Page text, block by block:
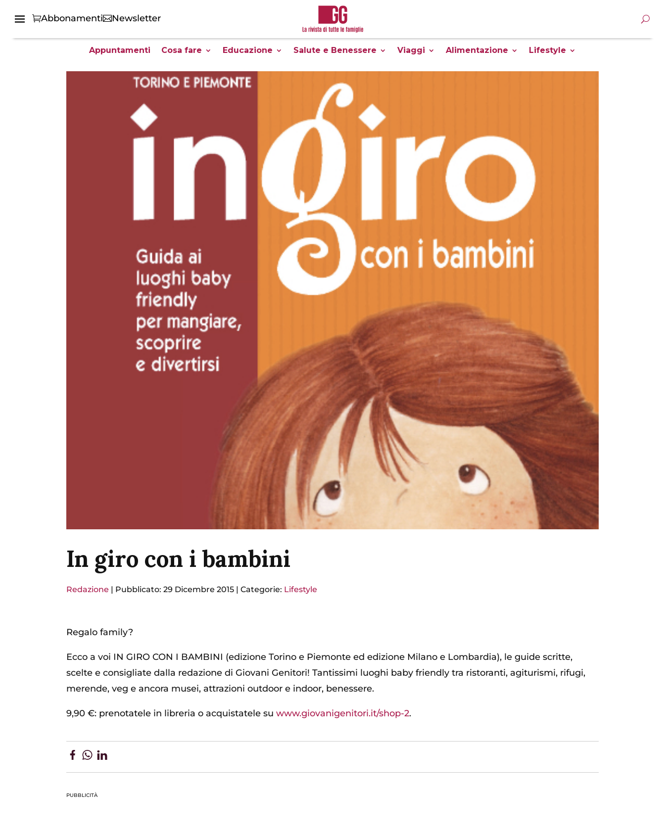
Abbonamenti Newsletter
Appuntamenti Cosa fare Educazione Salute e Benessere Viaggi Alimentazione Lifestyle
In giro con i bambini
Redazione | Pubblicato: 29 Dicembre 2015 |Categorie: Lifestyle
Regalo family?
Ecco a voi IN GIRO CON I BAMBINI (edizione Torino e Piemonte ed edizione Milano e Lombardia), le guide scritte,
scelte e consigliate dalla redazione di Giovani Genitori! Tantissimi luoghi baby friendly tra ristoranti, agiturismi, rifugi,
merende, veg e ancora musei, attrazioni outdoor e indoor, benessere.
9,90 €: prenotatele in libreria o acquistatele suwww.giovanigenitori.it/shop-2.
PUBBLICITÀ